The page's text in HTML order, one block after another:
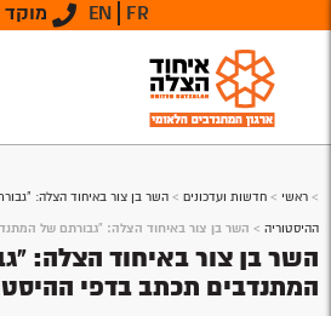
מוקד EN FR
> ראשי > חדשות ועדכונים > השר בן צור באיחוד הצלה:
ההיסטוריה > השר בן צור באיחוד הצלה: "גבורתם של
השר בן צור באיחוד הצלה:
המתנדבים תכתב בדפי